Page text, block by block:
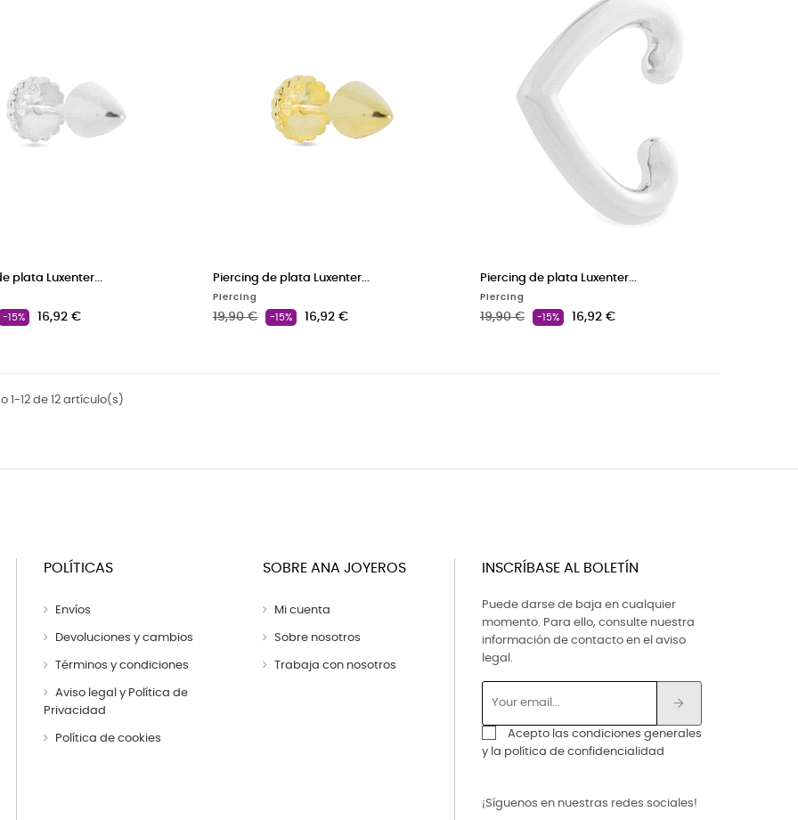
plata Luxenter...
-15% Precio
16,92 €
Piercing de plata Luxenter...
Piercing
Precio base
19,90 € -15% Precio
16,92 €
Piercing de plata Luxenter...
Piercing
Precio base
19,90 € -15% Precio
16,92 €
1-12 de 12 artículo(s)
POLÍTICAS
Envíos
Devoluciones y cambios
Términos y condiciones
Aviso legal y Política de
Privacidad
Política de cookies
SOBRE ANA JOYEROS
Mi cuenta
Sobre nosotros
Trabaja con nosotros
INSCRÍBASE AL BOLETÍN
Puede darse de baja en cualquier
momento. Para ello, consulte nuestra
información de contacto en el aviso
legal.
Acepto las condiciones generales
y la política de confidencialidad
¡Síguenos en nuestras redes sociales!